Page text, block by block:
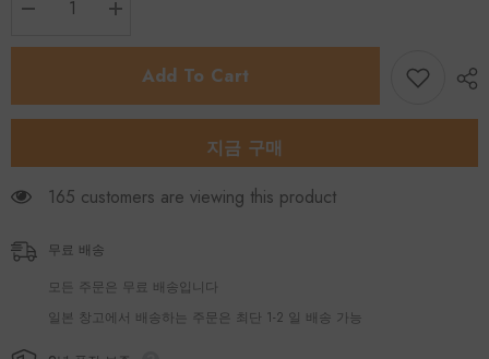
Decrease
for
로
자
레
경
량
Increase
for
로
자
레
Add To Cart
지금 구매
165 customers are viewing this product
무료 배송
모든 주문은 무료 배송입니다
일본 창고에서 배송하는 주문은 최단 1-2 일 배송 가능